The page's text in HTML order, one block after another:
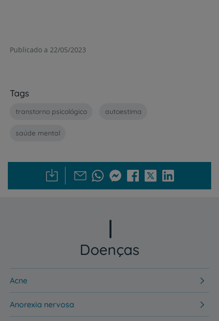
Publicado a 22/05/2023
Tags
transtorno psicológico autoestima
saúde mental
Doenças
Acne
Anorexia nervosa